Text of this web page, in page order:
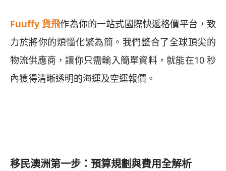
Fuuffy 貨飛作為你的一站式國際快遞格價平台，致
力於將你的煩惱化繁為簡。我們整合了全球頂尖的
物流供應商，讓你只需輸入簡單資料，就能在10 秒
內獲得清晰透明的海運及空運報價。
移民澳洲第一步：預算規劃與費用全解析